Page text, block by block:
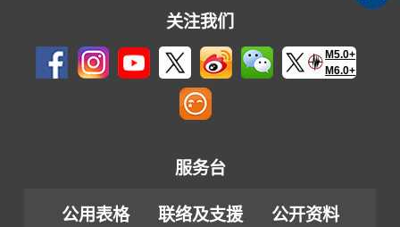
关注我们
M5.0+
M6.0+
服务台
公用表格 联络及支援
公开资料